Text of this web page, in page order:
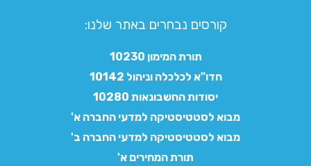
קורסים נבחרים באתר שלנו:​
תורת המימון 10230
חדו"א לכלכלה וניהול 10142
יסודות החשבונאות 10280
מבוא לסטטיסטיקה למדעי החברה א'
מבוא לסטטיסטיקה למדעי החברה ב'
תורת המחירים א'